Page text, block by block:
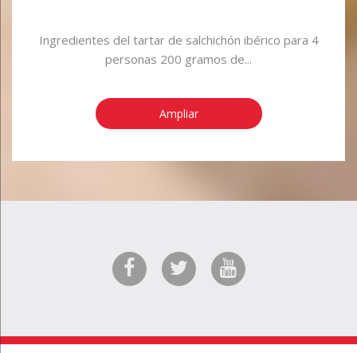
Ingredientes del tartar de salchichón ibérico para 4
personas 200 gramos de...
Ampliar